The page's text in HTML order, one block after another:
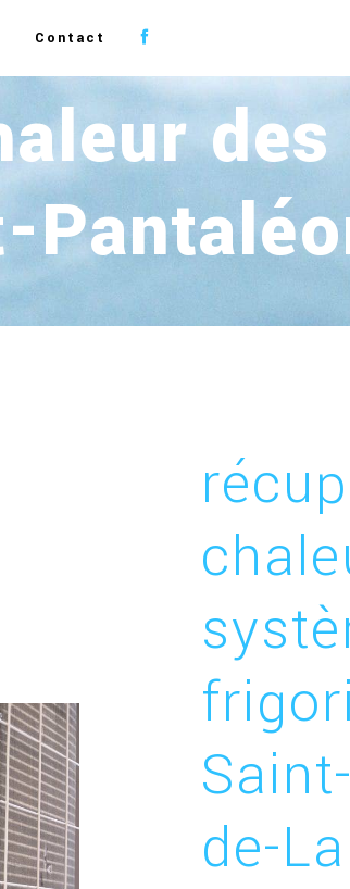
Contact
de-